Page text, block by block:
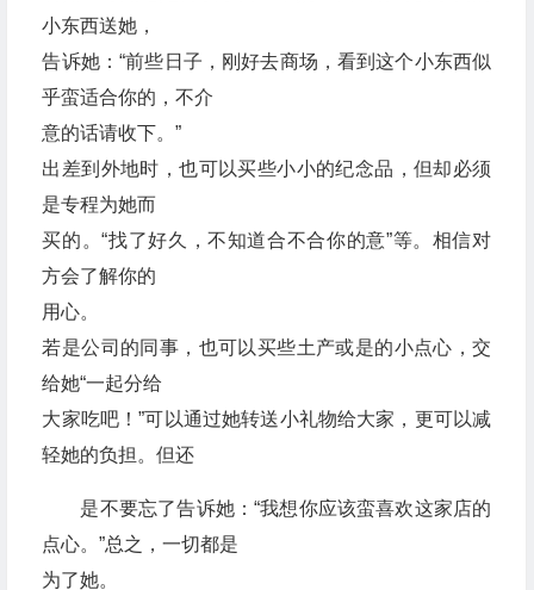
小东西送她，
告诉她：“前些日子，刚好去商场，看到这个小东西似
乎蛮适合你的，不介
意的话请收下。”
出差到外地时，也可以买些小小的纪念品，但却必须
是专程为她而
买的。“找了好久，不知道合不合你的意”等。相信对
方会了解你的
用心。
若是公司的同事，也可以买些土产或是的小点心，交
给她“一起分给
大家吃吧！”可以通过她转送小礼物给大家，更可以减
轻她的负担。但还
是不要忘了告诉她：“我想你应该蛮喜欢这家店的
点心。”总之，一切都是
为了她。